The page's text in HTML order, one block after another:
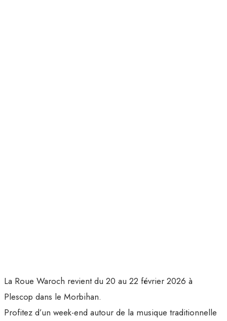
La Roue Waroch revient du 20 au 22 février 2026 à
Plescop dans le Morbihan.
Profitez d’un week-end autour de la musique traditionnelle